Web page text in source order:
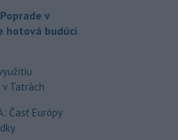
v
hotová budúci
Tatrách
Časť Európy